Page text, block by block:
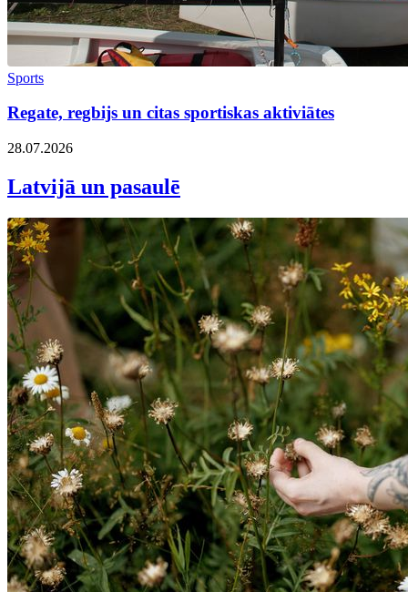
Sports
Regate, regbijs un citas sportiskas aktiviātes
28.07.2026
Latvijā un pasaulē